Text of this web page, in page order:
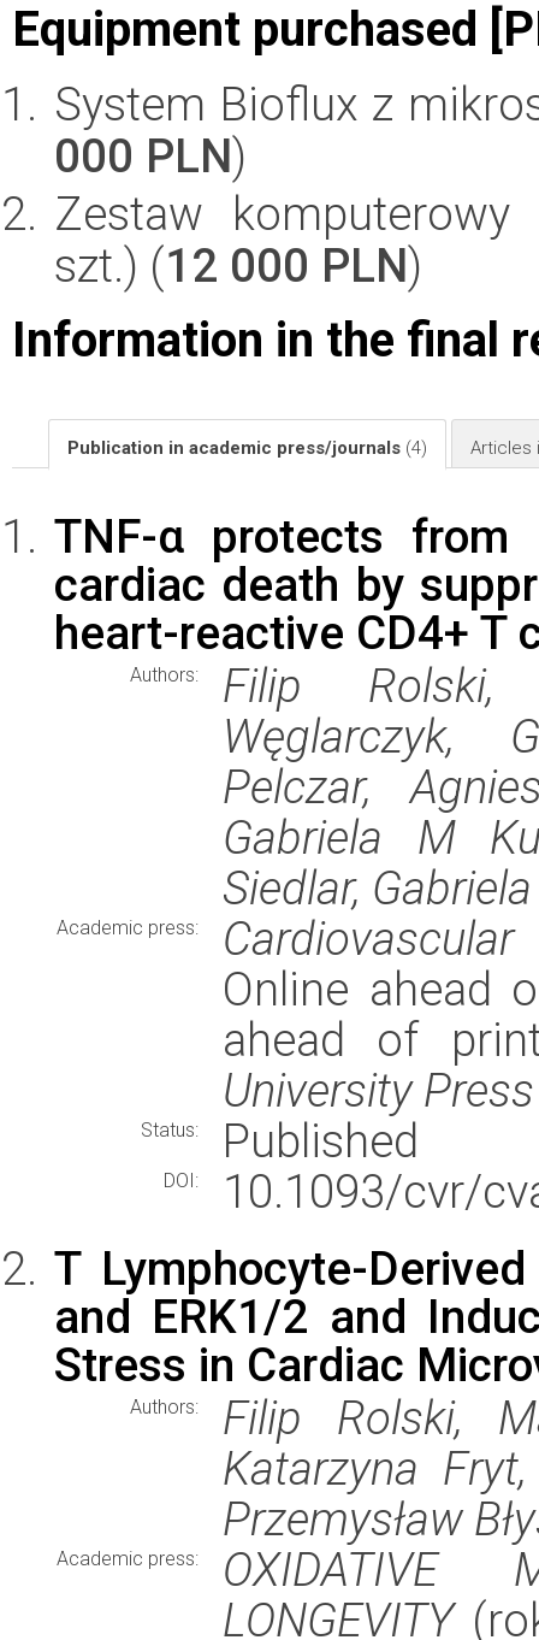
Equipment purchased
System Bioflux z
000 PLN)
Zestaw
szt.) (12 000 PLN)
Information in the final
Publication in academic press/journals (4) Articles
TNF-α protects from
cardiac death by
heart-reactive CD4+ T
Authors:
Filip Rolski,
Węglarczyk,
Pelczar,
Gabriela M
Siedlar,
Academic press:
Online ahead
ahead of
University Press
Status: Published
DOI:
10.1093/cvr/
T Lymphocyte-
and ERK1/2 and
Stress in Cardiac
Authors:
Filip Rolski,
Katarzyna
Przemysław
Academic press:
OXIDATIVE
LONGEVITY